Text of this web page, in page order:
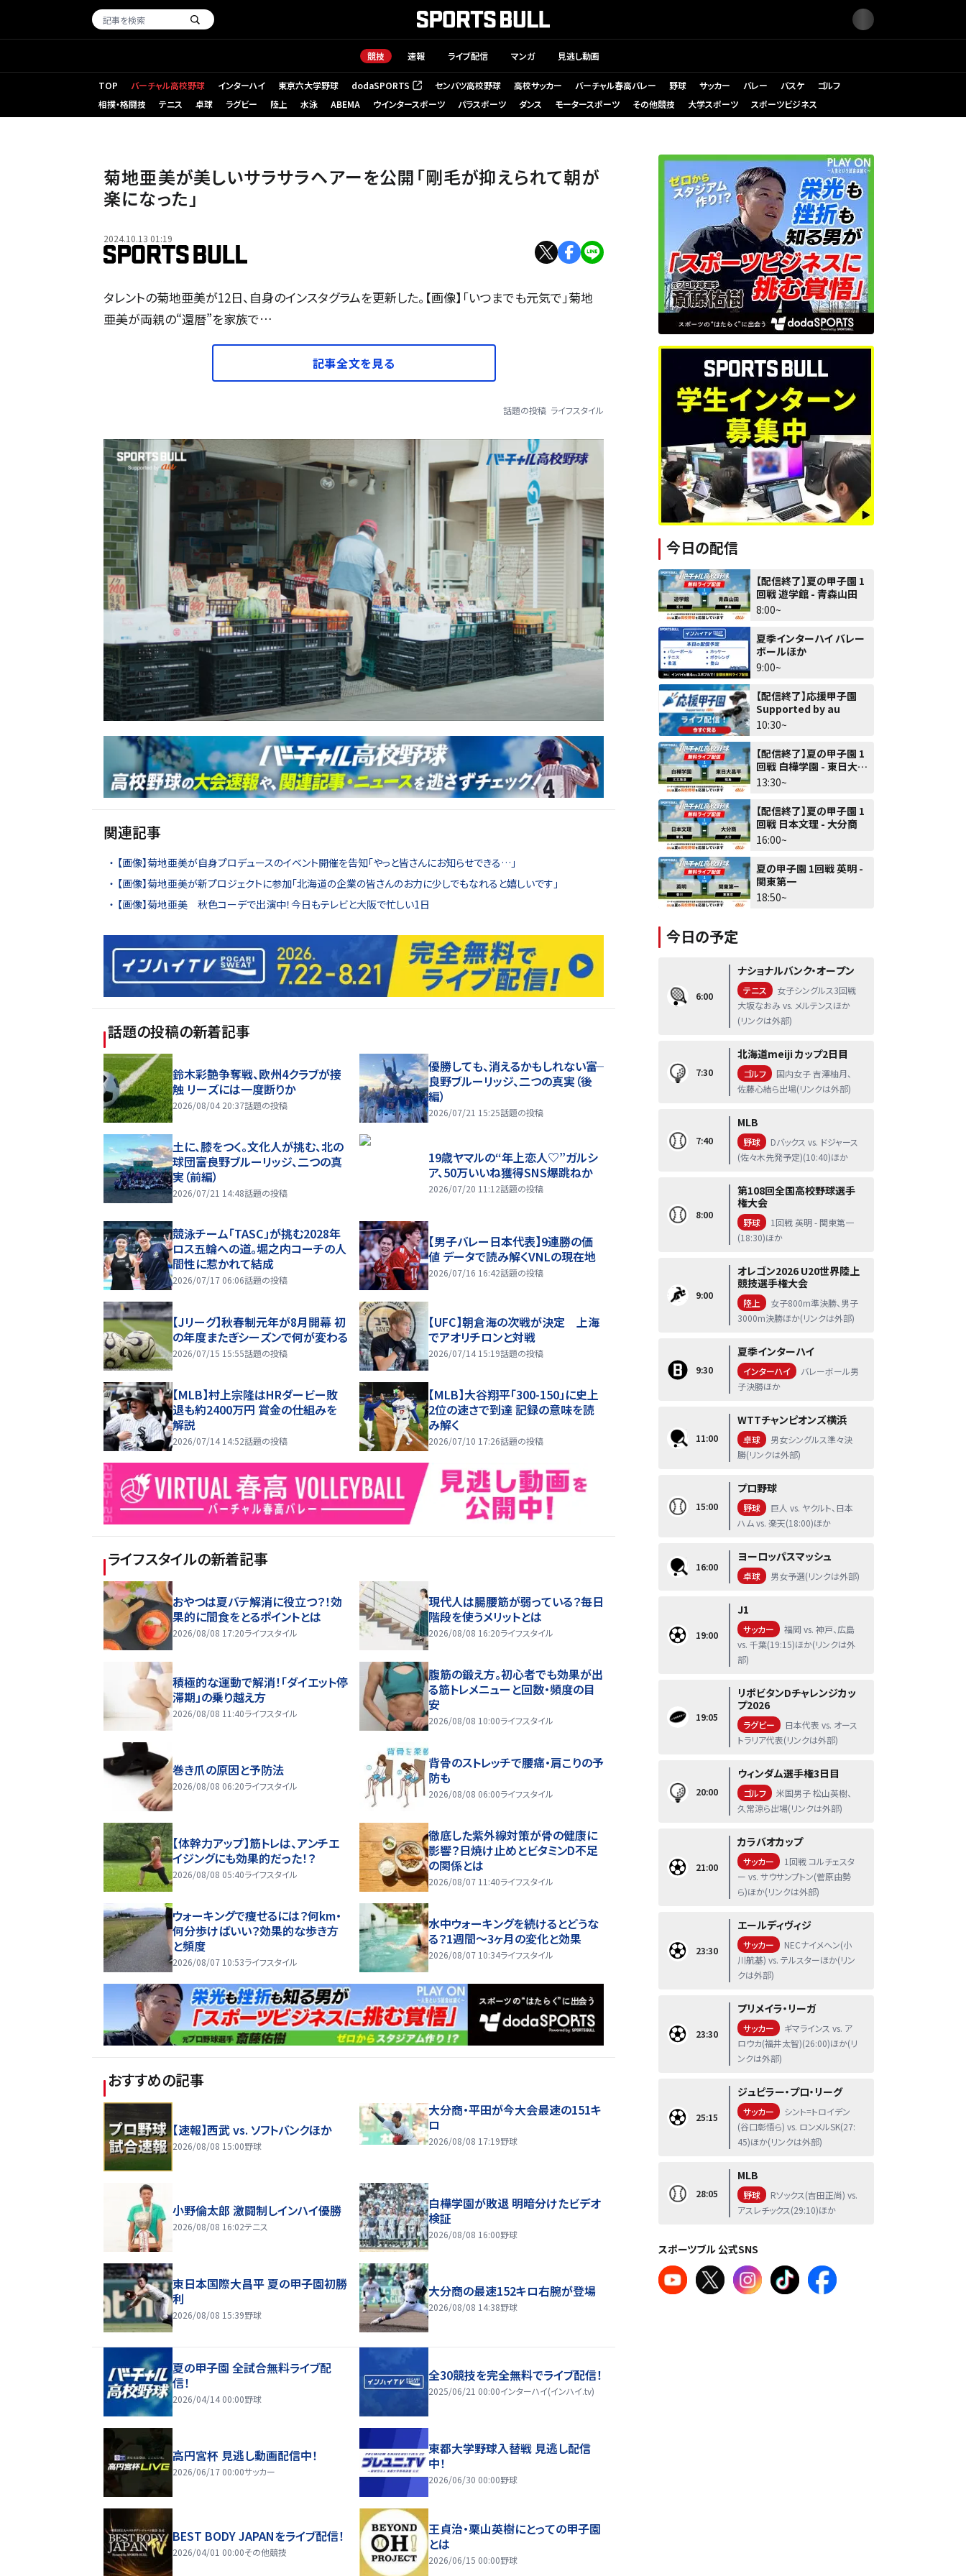
競技 速報 ライブ配信 マンガ 見逃し動画
TOP バーチャル高校野球 インターハイ 東京六大学野球 dodaSPORTS
（新しいタブで開く） センバツ高校野球 高校サッカー バーチャル春高バレー 野球 サッカー バレー バスケ
ゴルフ
相撲・格闘技
テニス 卓球 ラグビー 陸上 水泳 ABEMA ウインタースポーツ パラスポーツ ダンス モータースポーツ その他競技 大学スポーツ スポーツビジネス
菊地亜美が美しいサラサラヘアーを公開「剛毛が抑えられて朝が
楽になった」
2024.10.13 01:19
タレントの菊地亜美が12日、自身のインスタグラムを更新した。【画像】「いつまでも元気で」菊地
亜美が両親の“還暦”を家族で…
記事全文を見る
話題の投稿 ライフスタイル
関連記事
【画像】菊地亜美が自身プロデュースのイベント開催を告知「やっと皆さんにお知らせできる…」
【画像】菊地亜美が新プロジェクトに参加「北海道の企業の皆さんのお力に少しでもなれると嬉しいです」
【画像】菊地亜美 秋色コーデで出演中！今日もテレビと大阪で忙しい1日
話題の投稿の新着記事
鈴木彩艶争奪戦、欧州4クラブが接
触 リーズには一度断りか
2026/08/04 20:37話題の投稿
優勝しても、消えるかもしれない――富
良野ブルーリッジ、二つの真実（後
編）
2026/07/21 15:25話題の投稿
土に、膝をつく。文化人が挑む、北の
球団――富良野ブルーリッジ、二つの真
実（前編）
2026/07/21 14:48話題の投稿
19歳ヤマルの“年上恋人♡”ガルシ
ア、50万いいね獲得SNS爆跳ねか
2026/07/20 11:12話題の投稿
競泳チーム「TASC」が挑む2028年
ロス五輪への道。堀之内コーチの人
間性に惹かれて結成
2026/07/17 06:06話題の投稿
【男子バレー日本代表】9連勝の価
値 データで読み解くVNLの現在地
2026/07/16 16:42話題の投稿
【Jリーグ】秋春制元年が8月開幕 初
の年度またぎシーズンで何が変わる
2026/07/15 15:55話題の投稿
【UFC】朝倉海の次戦が決定 上海
でアオリチロンと対戦
2026/07/14 15:19話題の投稿
【MLB】村上宗隆はHRダービー敗
退も約2400万円 賞金の仕組みを
解説
2026/07/14 14:52話題の投稿
【MLB】大谷翔平「300-150」に史上
2位の速さで到達 記録の意味を読
み解く
2026/07/10 17:26話題の投稿
ライフスタイルの新着記事
おやつは夏バテ解消に役立つ？！効
果的に間食をとるポイントとは
2026/08/08 17:20ライフスタイル
現代人は腸腰筋が弱っている？毎日
階段を使うメリットとは
2026/08/08 16:20ライフスタイル
積極的な運動で解消！「ダイエット停
滞期」の乗り越え方
2026/08/08 11:40ライフスタイル
腹筋の鍛え方。初心者でも効果が出
る筋トレメニューと回数・頻度の目
安
2026/08/08 10:00ライフスタイル
巻き爪の原因と予防法
2026/08/08 06:20ライフスタイル
背骨のストレッチで腰痛・肩こりの予
防も
2026/08/08 06:00ライフスタイル
【体幹力アップ】筋トレは、アンチエ
イジングにも効果的だった！？
2026/08/08 05:40ライフスタイル
徹底した紫外線対策が骨の健康に
影響？日焼け止めとビタミンD不足
の関係とは
2026/08/07 11:40ライフスタイル
ウォーキングで痩せるには？何km・
何分歩けばいい？効果的な歩き方
と頻度
2026/08/07 10:53ライフスタイル
水中ウォーキングを続けるとどうな
る？1週間～3ヶ月の変化と効果
2026/08/07 10:34ライフスタイル
おすすめの記事
【速報】西武 vs. ソフトバンクほか
2026/08/08 15:00野球
大分商・平田が今大会最速の151キ
ロ
2026/08/08 17:19野球
小野倫太郎 激闘制しインハイ優勝
2026/08/08 16:02テニス
白樺学園が敗退 明暗分けたビデオ
検証
2026/08/08 16:00野球
東日本国際大昌平 夏の甲子園初勝
利
2026/08/08 15:39野球
大分商の最速152キロ右腕が登場
2026/08/08 14:38野球
夏の甲子園 全試合無料ライブ配
信！
2026/04/14 00:00野球
全30競技を完全無料でライブ配信！
2025/06/21 00:00インターハイ(インハイ.tv)
高円宮杯 見逃し動画配信中！
2026/06/17 00:00サッカー
東都大学野球入替戦 見逃し配信
中！
2026/06/30 00:00野球
BEST BODY JAPANをライブ配信！
2026/04/01 00:00その他競技
王貞治・栗山英樹にとっての甲子園
とは
2026/06/15 00:00野球
今日の配信
【配信終了】夏の甲子園 1
回戦 遊学館 - 青森山田
8:00~
夏季インターハイ バレー
ボールほか
9:00~
【配信終了】応援甲子園
Supported by au
10:30~
【配信終了】夏の甲子園 1
回戦 白樺学園 - 東日大昌
平
13:30~
【配信終了】夏の甲子園 1
回戦 日本文理 - 大分商
16:00~
夏の甲子園 1回戦 英明 -
関東第一
18:50~
今日の予定
6:00
ナショナルバンク・オープン
テニス
女子シングルス3回戦
大坂なおみ vs. メルテンスほか
(リンクは外部)
7:30
北海道meiji カップ2日目
ゴルフ
国内女子 吉澤柚月、
佐藤心結ら出場(リンクは外部)
7:40
MLB
野球
Dバックス vs. ドジャース
(佐々木先発予定)(10:40)ほか
8:00
第108回全国高校野球選手
権大会
野球
1回戦 英明 - 関東第一
(18:30)ほか
9:00
オレゴン2026 U20世界陸上
競技選手権大会
陸上
女子800m準決勝、男子
3000m決勝ほか(リンクは外部)
9:30
夏季インターハイ
インターハイ
バレーボール男
子決勝ほか
11:00
WTTチャンピオンズ横浜
卓球
男女シングルス準々決
勝(リンクは外部)
15:00
プロ野球
野球
巨人 vs. ヤクルト、日本
ハム vs. 楽天(18:00)ほか
16:00
ヨーロッパスマッシュ
卓球 男女予選(リンクは外部)
19:00
J1
サッカー
福岡 vs. 神戸、広島
vs. 千葉(19:15)ほか(リンクは外
部)
19:05
リポビタンDチャレンジカッ
プ2026
ラグビー
日本代表 vs. オース
トラリア代表(リンクは外部)
20:00
ウィンダム選手権3日目
ゴルフ
米国男子 松山英樹、
久常涼ら出場(リンクは外部)
21:00
カラバオカップ
サッカー
1回戦 コルチェスタ
ー vs. サウサンプトン(菅原由勢
ら)ほか(リンクは外部)
23:30
エールディヴィジ
サッカー
NECナイメヘン(小
川航基) vs. テルスターほか(リン
クは外部)
23:30
プリメイラ・リーガ
サッカー
ギマラインス vs. ア
ロウカ(福井太智)(26:00)ほか(リ
ンクは外部)
25:15
ジュピラー・プロ・リーグ
サッカー
シント=トロイデン
(谷口彰悟ら) vs. ロンメルSK(27:
45)ほか(リンクは外部)
28:05
MLB
野球
Rソックス(吉田正尚) vs.
アスレチックス(29:10)ほか
スポーツブル 公式SNS